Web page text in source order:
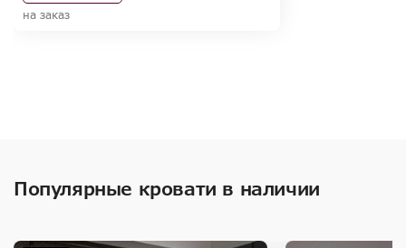
на заказ
Популярные кровати в наличии